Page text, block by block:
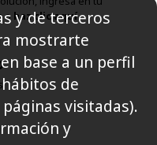
o haz clic aquí
y de terceros
mostrarte
base a un perfil
de
visitadas).
y